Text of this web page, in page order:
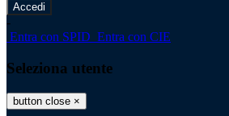
-
Entra con SPID Entra con CIE
Seleziona utente
button close ×